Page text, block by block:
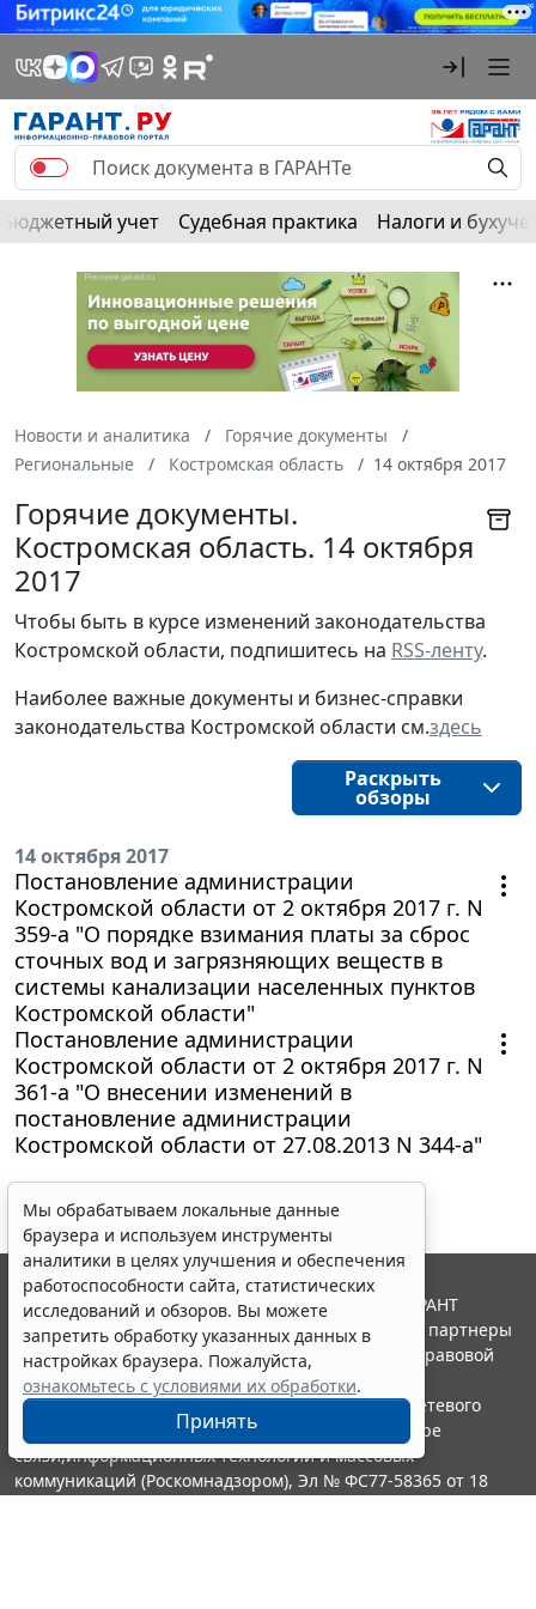
Бюджетный учет Судебная практика Налоги и
Новости и аналитика
Горячие документы
Региональные
Костромская область 14 октября 2017
Горячие документы.
Костромская область. 14 октября
2017
Чтобы быть в курсе изменений законодательства
Костромской области, подпишитесь на RSS-ленту.
Наиболее важные документы и бизнес-справки
законодательства Костромской области см.здесь
Раскрыть
обзоры
14 октября 2017
Постановление администрации
Костромской области от 2 октября 2017 г. N
359-а "О порядке взимания платы за сброс
сточных вод и загрязняющих веществ в
системы канализации населенных пунктов
Костромской области"
Постановление администрации
Костромской области от 2 октября 2017 г. N
361-а "О внесении изменений в
постановление администрации
Костромской области от 27.08.2013 N 344-а"
Мы обрабатываем локальные данные
браузера и используем инструменты
аналитики в целях улучшения и обеспечения
работоспособности сайта, статистических
исследований и обзоров. Вы можете
запретить обработку указанных данных в
настройках браузера. Пожалуйста,
ознакомьтесь с условиями их обработки.
Принять
© ООО "НПП "ГАРАНТ-СЕРВИС", 2026. Система ГАРАНТ
выпускается с 1990 года. Компания "Гарант" и ее партнеры
являются участниками Российской ассоциации правовой
информации ГАРАНТ.
Портал ГАРАНТ.РУ зарегистрирован в качестве сетевого
издания Федеральной службой по надзору в сфере
связи,информационных технологий и массовых
коммуникаций (Роскомнадзором), Эл № ФС77-58365 от 18